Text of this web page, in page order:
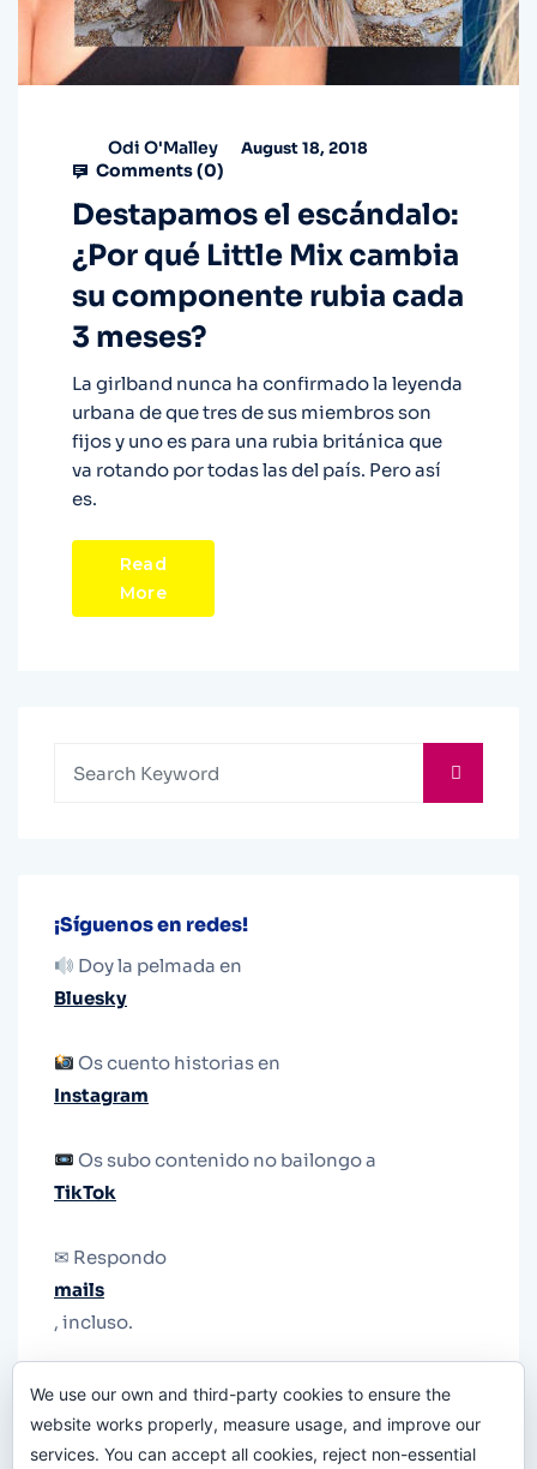
Odi O'Malley August 18, 2018
Comments (0)
Destapamos el escándalo:
¿Por qué Little Mix cambia
su componente rubia cada
3 meses?
La girlband nunca ha confirmado la leyenda
urbana de que tres de sus miembros son
fijos y uno es para una rubia británica que
va rotando por todas las del país. Pero así
es.
Read
More
¡Síguenos en redes!
Doy la pelmada en
Bluesky
Os cuento historias en
Instagram
Os subo contenido no bailongo a
TikTok
✉ Respondo
mails
, incluso.
le quiten el teléfono.
We use our own and third-party cookies to ensure the
website works properly, measure usage, and improve our
services. You can accept all cookies, reject non-essential